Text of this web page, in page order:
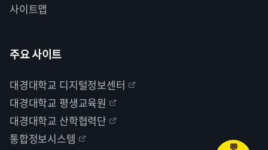
사이트맵
주요 사이트
대경대학교 디지털정보센터
대경대학교 평생교육원
대경대학교 산학협력단
통합정보시스템
💬